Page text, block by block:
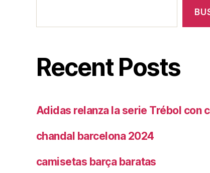
Recent Posts
Adidas relanza la serie Trébol con
chandal barcelona 2024
camisetas barça baratas